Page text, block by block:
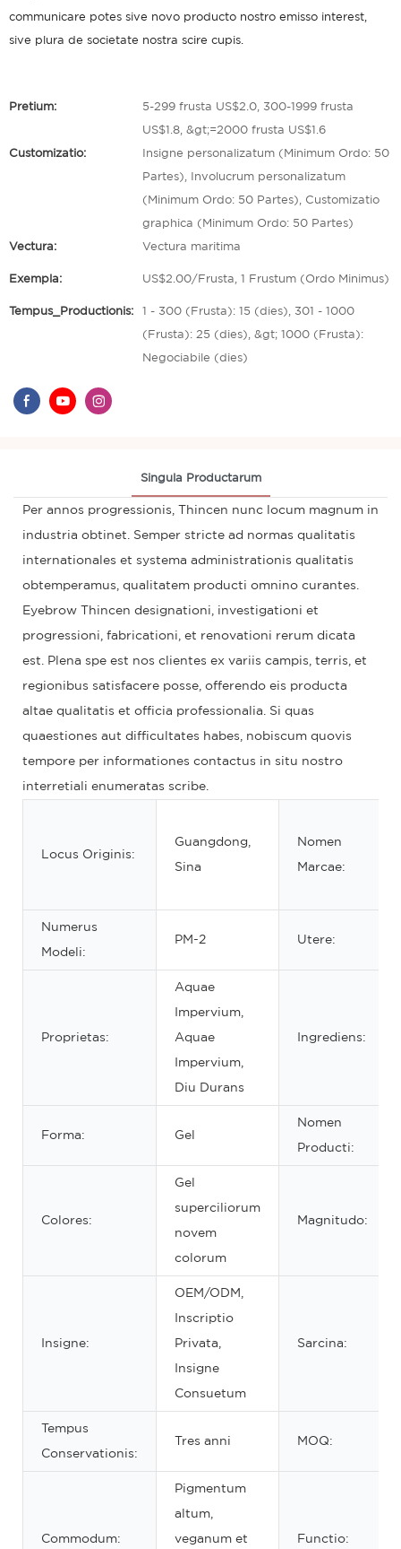
communicare potes sive novo producto nostro emisso interest,
sive plura de societate nostra scire cupis.
Pretium: 5-299 frusta US$2.0, 300-1999 frusta
US$1.8, &gt;=2000 frusta US$1.6
Customizatio: Insigne personalizatum (Minimum Ordo: 50
Partes), Involucrum personalizatum
(Minimum Ordo: 50 Partes), Customizatio
graphica (Minimum Ordo: 50 Partes)
Vectura: Vectura maritima
Exempla: US$2.00/Frusta, 1 Frustum (Ordo Minimus)
Tempus_Productionis: 1 - 300 (Frusta): 15 (dies), 301 - 1000
(Frusta): 25 (dies), &gt; 1000 (Frusta):
Negociabile (dies)
Singula Productarum
Per annos progressionis, Thincen nunc locum magnum in
industria obtinet. Semper stricte ad normas qualitatis
internationales et systema administrationis qualitatis
obtemperamus, qualitatem producti omnino curantes.
Eyebrow Thincen designationi, investigationi et
progressioni, fabricationi, et renovationi rerum dicata
est. Plena spe est nos clientes ex variis campis, terris, et
regionibus satisfacere posse, offerendo eis producta
altae qualitatis et officia professionalia. Si quas
quaestiones aut difficultates habes, nobiscum quovis
tempore per informationes contactus in situ nostro
interretiali enumeratas scribe.
Locus Originis:
Guangdong,
Sina
Nomen
Marcae:
Numerus
Modeli:
PM-2 Utere:
Proprietas:
Aquae
Impervium,
Aquae
Impervium,
Diu Durans
Ingrediens:
Forma: Gel
Nomen
Producti:
Colores:
Gel
superciliorum
novem
colorum
Magnitudo:
Insigne:
OEM/ODM,
Inscriptio
Privata,
Insigne
Consuetum
Sarcina:
Tempus
Conservationis:
Tres anni MOQ:
Commodum:
Pigmentum
altum,
veganum et Functio: